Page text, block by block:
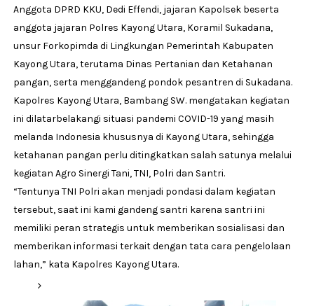
Anggota DPRD KKU, Dedi Effendi, jajaran Kapolsek beserta
anggota jajaran Polres Kayong Utara, Koramil Sukadana,
unsur Forkopimda di Lingkungan Pemerintah Kabupaten
Kayong Utara, terutama Dinas Pertanian dan Ketahanan
pangan, serta menggandeng pondok pesantren di Sukadana.
Kapolres Kayong Utara, Bambang SW. mengatakan kegiatan
ini dilatarbelakangi situasi pandemi COVID-19 yang masih
melanda Indonesia khususnya di Kayong Utara, sehingga
ketahanan pangan perlu ditingkatkan salah satunya melalui
kegiatan Agro Sinergi Tani, TNI, Polri dan Santri.
“Tentunya TNI Polri akan menjadi pondasi dalam kegiatan
tersebut, saat ini kami gandeng santri karena santri ini
memiliki peran strategis untuk memberikan sosialisasi dan
memberikan informasi terkait dengan tata cara pengelolaan
lahan,” kata Kapolres Kayong Utara.